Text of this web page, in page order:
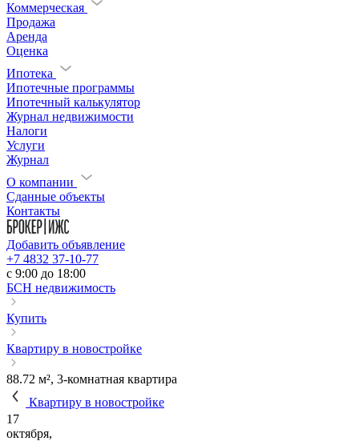
Коммерческая
Продажа
Аренда
Оценка
Ипотека
Ипотечные программы
Ипотечный калькулятор
Журнал недвижимости
Налоги
Услуги
Журнал
О компании
Сданные объекты
Контакты
Добавить объявление
+7 4832 37-10-77
c 9:00 до 18:00
БСН недвижимость
Купить
Квартиру в новостройке
88.72 м², 3-комнатная квартира
Квартиру в новостройке
17
октября,